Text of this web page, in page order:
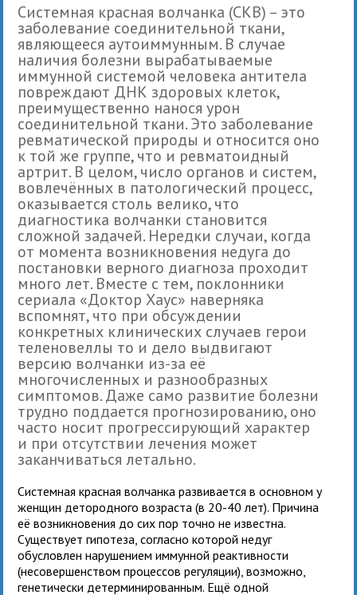
Системная красная волчанка (СКВ) – это
заболевание соединительной ткани,
являющееся аутоиммунным. В случае
наличия болезни вырабатываемые
иммунной системой человека антитела
повреждают ДНК здоровых клеток,
преимущественно нанося урон
соединительной ткани. Это заболевание
ревматической природы и относится оно
к той же группе, что и ревматоидный
артрит. В целом, число органов и систем,
вовлечённых в патологический процесс,
оказывается столь велико, что
диагностика волчанки становится
сложной задачей. Нередки случаи, когда
от момента возникновения недуга до
постановки верного диагноза проходит
много лет. Вместе с тем, поклонники
сериала «Доктор Хаус» наверняка
вспомнят, что при обсуждении
конкретных клинических случаев герои
теленовеллы то и дело выдвигают
версию волчанки из-за её
многочисленных и разнообразных
симптомов. Даже само развитие болезни
трудно поддается прогнозированию, оно
часто носит прогрессирующий характер
и при отсутствии лечения может
заканчиваться летально.
Системная красная волчанка развивается в основном у
женщин детородного возраста (в 20-40 лет). Причина
её возникновения до сих пор точно не известна.
Существует гипотеза, согласно которой недуг
обусловлен нарушением иммунной реактивности
(несовершенством процессов регуляции), возможно,
генетически детерминированным. Ещё одной